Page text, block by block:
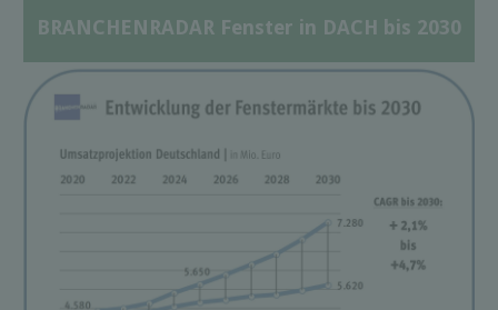
BRANCHENRADAR Fenster in DACH bis 2030